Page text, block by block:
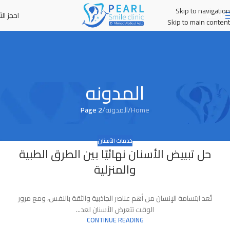
Skip to navigation
Skip to main content
MENU احجز
المدونه
Home
/المدونه/
Page 2
خدمات الأسنان
حل تبييض الأسنان نهائيًا بين الطرق الطبية
والمنزلية
تُعد ابتسامة الإنسان من أهم عناصر الجاذبية والثقة بالنفس، ومع مرور
الوقت تتعرض الأسنان لعد...
CONTINUE READING